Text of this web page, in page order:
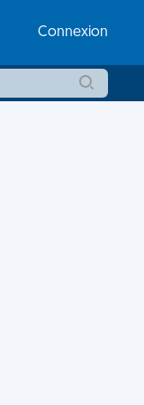
Connexion